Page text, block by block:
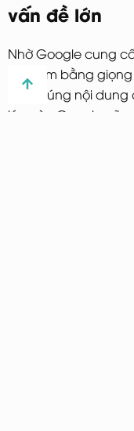
vấn đề lớn
Nhờ Google cung
tìm kiếm bằng
thấy đúng nội
lúc nào Google